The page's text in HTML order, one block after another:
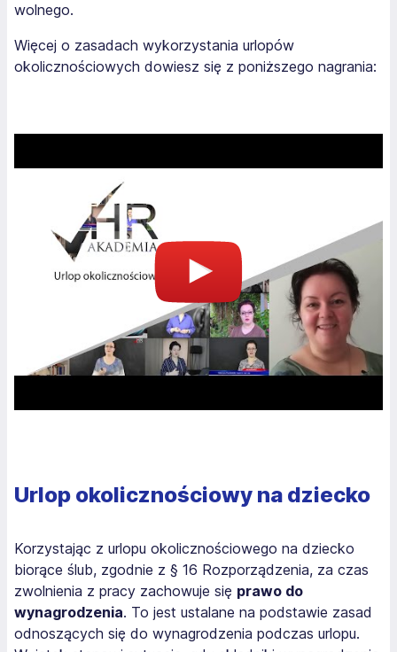
wolnego.
Więcej o zasadach wykorzystania urlopów
okolicznościowych dowiesz się z poniższego nagrania:
Urlop okolicznościowy na dziecko
Korzystając z urlopu okolicznościowego na dziecko
biorące ślub, zgodnie z § 16 Rozporządzenia, za czas
zwolnienia z pracy zachowuje się prawo do
wynagrodzenia. To jest ustalane na podstawie zasad
odnoszących się do wynagrodzenia podczas urlopu.